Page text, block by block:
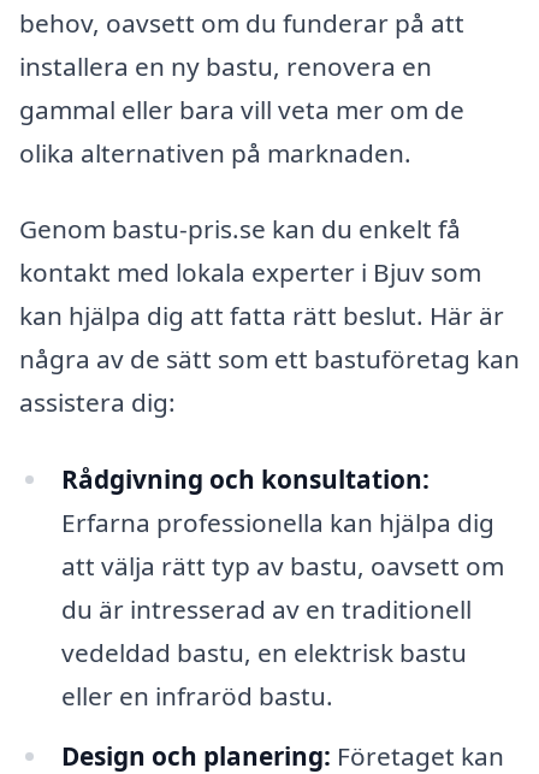
behov, oavsett om du funderar på att
installera en ny bastu, renovera en
gammal eller bara vill veta mer om de
olika alternativen på marknaden.
Genom bastu-pris.se kan du enkelt få
kontakt med lokala experter i Bjuv som
kan hjälpa dig att fatta rätt beslut. Här är
några av de sätt som ett bastuföretag kan
assistera dig:
Rådgivning och konsultation:
Erfarna professionella kan hjälpa dig
att välja rätt typ av bastu, oavsett om
du är intresserad av en traditionell
vedeldad bastu, en elektrisk bastu
eller en infraröd bastu.
Design och planering: Företaget kan